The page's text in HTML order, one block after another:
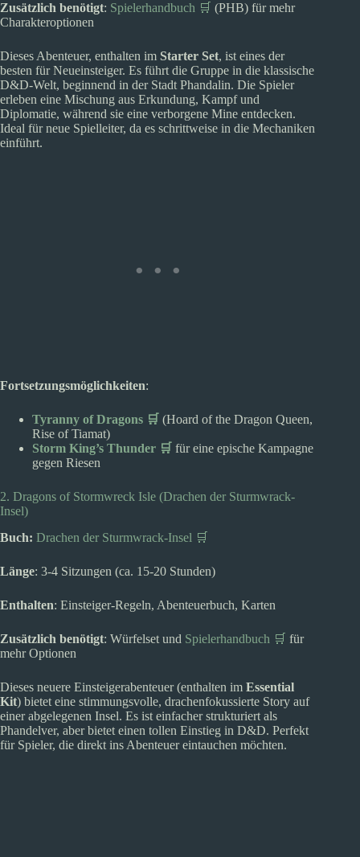
Zusätzlich benötigt: Spielerhandbuch 🛒 (PHB) für mehr
Charakteroptionen
Dieses Abenteuer, enthalten im Starter Set, ist eines der
besten für Neueinsteiger. Es führt die Gruppe in die klassische
D&D-Welt, beginnend in der Stadt Phandalin. Die Spieler
erleben eine Mischung aus Erkundung, Kampf und
Diplomatie, während sie eine verborgene Mine entdecken.
Ideal für neue Spielleiter, da es schrittweise in die Mechaniken
einführt.
Fortsetzungsmöglichkeiten:
Tyranny of Dragons 🛒 (Hoard of the Dragon Queen,
Rise of Tiamat)
Storm King’s Thunder 🛒 für eine epische Kampagne
gegen Riesen
2. Dragons of Stormwreck Isle (Drachen der Sturmwrack-
Insel)
Buch: Drachen der Sturmwrack-Insel 🛒
Länge: 3-4 Sitzungen (ca. 15-20 Stunden)
Enthalten: Einsteiger-Regeln, Abenteuerbuch, Karten
Zusätzlich benötigt: Würfelset und Spielerhandbuch 🛒 für
mehr Optionen
Dieses neuere Einsteigerabenteuer (enthalten im Essential
Kit) bietet eine stimmungsvolle, drachenfokussierte Story auf
einer abgelegenen Insel. Es ist einfacher strukturiert als
Phandelver, aber bietet einen tollen Einstieg in D&D. Perfekt
für Spieler, die direkt ins Abenteuer eintauchen möchten.